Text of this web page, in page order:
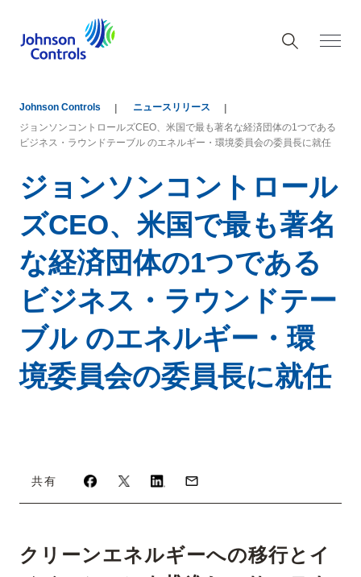
Johnson Controls
ニュースリリース
ジョンソンコントロールズCEO、米国で最も著名な経済団体の1つである
ビジネス・ラウンドテーブル のエネルギー・環境委員会の委員長に就任
ジョンソンコントロール
ズCEO、米国で最も著名
な経済団体の1つである
ビジネス・ラウンドテー
ブル のエネルギー・環
境委員会の委員長に就任
共有
クリーンエネルギーへの移行とイ